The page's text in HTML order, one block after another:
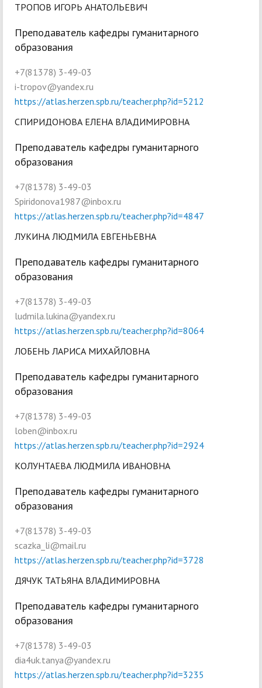
ТРОПОВ ИГОРЬ АНАТОЛЬЕВИЧ
Преподаватель кафедры гуманитарного
образования
+7(81378) 3-49-03
i-tropov@yandex.ru
https://atlas.herzen.spb.ru/teacher.php?id=5212
СПИРИДОНОВА ЕЛЕНА ВЛАДИМИРОВНА
Преподаватель кафедры гуманитарного
образования
+7(81378) 3-49-03
Spiridonova1987@inbox.ru
https://atlas.herzen.spb.ru/teacher.php?id=4847
ЛУКИНА ЛЮДМИЛА ЕВГЕНЬЕВНА
Преподаватель кафедры гуманитарного
образования
+7(81378) 3-49-03
ludmila.lukina@yandex.ru
https://atlas.herzen.spb.ru/teacher.php?id=8064
ЛОБЕНЬ ЛАРИСА МИХАЙЛОВНА
Преподаватель кафедры гуманитарного
образования
+7(81378) 3-49-03
loben@inbox.ru
https://atlas.herzen.spb.ru/teacher.php?id=2924
КОЛУНТАЕВА ЛЮДМИЛА ИВАНОВНА
Преподаватель кафедры гуманитарного
образования
+7(81378) 3-49-03
scazka_li@mail.ru
https://atlas.herzen.spb.ru/teacher.php?id=3728
ДЯЧУК ТАТЬЯНА ВЛАДИМИРОВНА
Преподаватель кафедры гуманитарного
образования
+7(81378) 3-49-03
dia4uk.tanya@yandex.ru
https://atlas.herzen.spb.ru/teacher.php?id=3235